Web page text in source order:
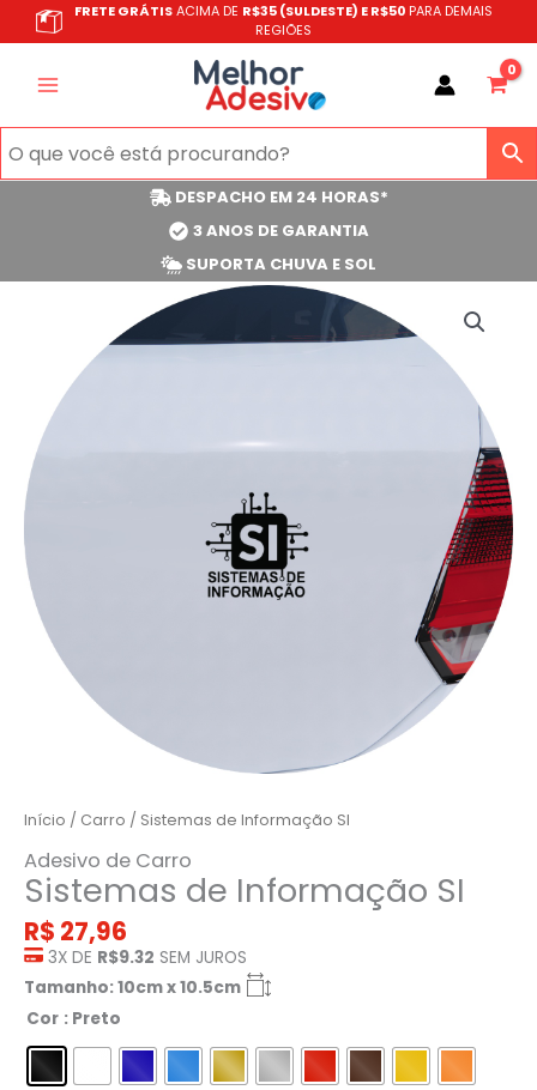
para
FRETE GRÁTISACIMA DE R$35 (SULDESTE) E R$50 PARA DEMAIS
REGIÕES
DESPACHO EM 24 HORAS*
3 ANOS DE GARANTIA
SUPORTA CHUVA E SOL
Início / Carro / Sistemas de Informação SI
Adesivo de Carro
Sistemas de Informação SI
R$ 27,96
3X DE R$9.32 SEM JUROS
Tamanho: 10cm x 10.5cm
Cor : Preto